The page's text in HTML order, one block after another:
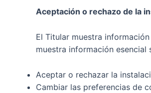
Aceptación o rechazo de la
El Titular muestra
muestra información
Aceptar o rechazar la
Cambiar las preferencias de